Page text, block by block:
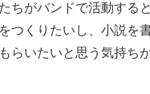
ちがバンドで活動する
つくりたいし、小説を
らいたいと思う気持ち